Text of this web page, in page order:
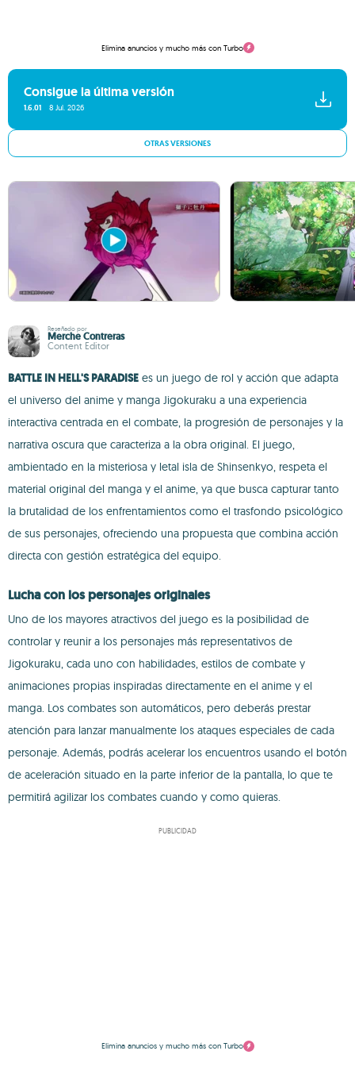
Elimina anuncios y mucho más con Turbo
Consigue la última versión
1.6.01 8 Jul. 2026
OTRAS VERSIONES
Reseñado por
Merche Contreras
Content Editor
BATTLE IN HELL'S PARADISE es un juego de rol y acción que adapta
el universo del anime y manga Jigokuraku a una experiencia
interactiva centrada en el combate, la progresión de personajes y la
narrativa oscura que caracteriza a la obra original. El juego,
ambientado en la misteriosa y letal isla de Shinsenkyo, respeta el
material original del manga y el anime, ya que busca capturar tanto
la brutalidad de los enfrentamientos como el trasfondo psicológico
de sus personajes, ofreciendo una propuesta que combina acción
directa con gestión estratégica del equipo.
Lucha con los personajes originales
Uno de los mayores atractivos del juego es la posibilidad de
controlar y reunir a los personajes más representativos de
Jigokuraku, cada uno con habilidades, estilos de combate y
animaciones propias inspiradas directamente en el anime y el
manga. Los combates son automáticos, pero deberás prestar
atención para lanzar manualmente los ataques especiales de cada
personaje. Además, podrás acelerar los encuentros usando el botón
de aceleración situado en la parte inferior de la pantalla, lo que te
permitirá agilizar los combates cuando y como quieras.
PUBLICIDAD
Elimina anuncios y mucho más con Turbo